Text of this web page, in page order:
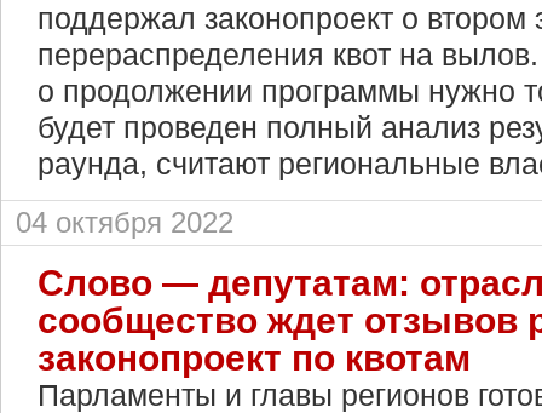
поддержал законопроект о втором
перераспределения квот на
о продолжении программы нужно
будет проведен полный анализ
раунда, считают региональные
04 октября 2022
Слово — депутатам:
сообщество ждет отзывов
законопроект по квотам
Парламенты и главы регионов